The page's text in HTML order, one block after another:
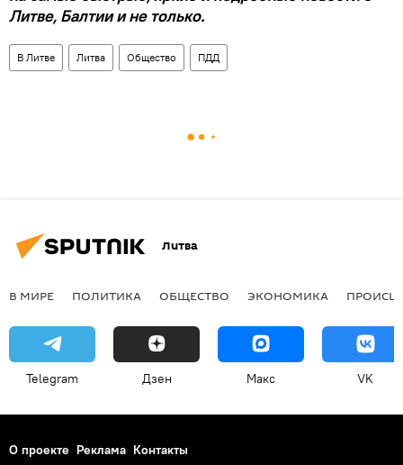
Литве, Балтии и не только.
В Литве Литва Общество ПДД
Литва
В МИРЕ ПОЛИТИКА ОБЩЕСТВО ЭКОНОМИКА
Telegram Дзен Макс VK
О проекте Реклама Контакты